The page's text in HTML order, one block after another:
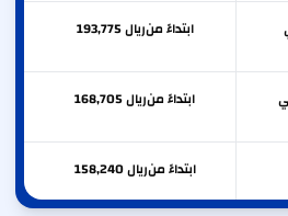
ابتداءً من 193,775ريال
ابتداءً من 168,705ريال
ابتداءً من 158,240ريال